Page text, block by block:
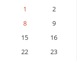
1
2
8
9
15
16
22
23